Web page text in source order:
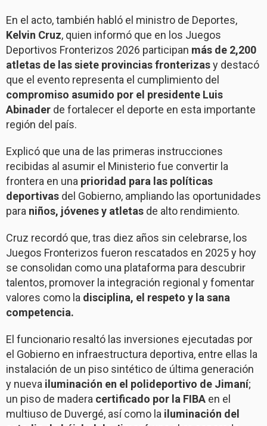
En el acto, también habló el ministro de Deportes,
Kelvin Cruz, quien informó que en los Juegos
Deportivos Fronterizos 2026 participan más de 2,200
atletas de las siete provincias fronterizasy destacó
que el evento representa el cumplimiento del
compromiso asumido por el presidente Luis
Abinader de fortalecer el deporte en esta importante
región del país.
Explicó que una de las primeras instrucciones
recibidas al asumir el Ministerio fue convertir la
frontera en una prioridad para las políticas
deportivas del Gobierno, ampliando las oportunidades
para niños, jóvenes y atletas de alto rendimiento.
Cruz recordó que, tras diez años sin celebrarse, los
Juegos Fronterizos fueron rescatados en 2025 y hoy
se consolidan como una plataforma para descubrir
talentos, promover la integración regional y fomentar
valores como la disciplina, el respeto y la sana
competencia.
El funcionario resaltó las inversiones ejecutadas por
el Gobierno en infraestructura deportiva, entre ellas la
instalación de un piso sintético de última generación
y nueva iluminación en el polideportivo de Jimaní;
un piso de madera certificado por la FIBA en el
multiuso de Duvergé, así como la iluminación del